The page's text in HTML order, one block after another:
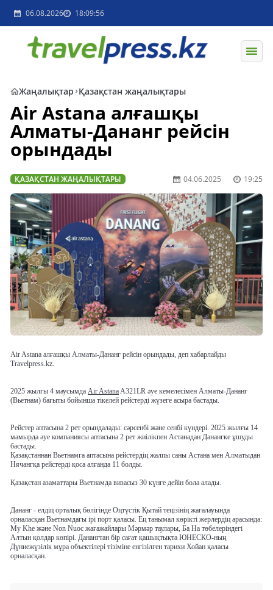
06.08.2026 18:09:56
Жаңалықтар Қазақстан жаңалықтары
Air Astana алғашқы
Алматы-Дананг рейсін
орындады
ҚАЗАҚСТАН ЖАҢАЛЫҚТАРЫ 04.06.2025 19:25
Air Astana алғашқы Алматы-Дананг рейсін орындады, деп хабарлайды
Travelpress.kz.
2025 жылғы 4 маусымда Air AstanaA321LR әуе кемелесімен Алматы-Дананг
(Вьетнам) бағыты бойынша тікелей рейстерді жүзеге асыра бастады.
Рейстер аптасына 2 рет орындалады: сәрсенбі және сенбі күндері. 2025 жылғы 14
мамырда әуе компаниясы аптасына 2 рет жиілікпен Астанадан Данангке ұшуды
бастады.
Қазақстаннан Вьетнамға аптасына рейстердің жалпы саны Астана мен Алматыдан
Нячангқа рейстерді қоса алғанда 11 болды.
Қазақстан азаматтары Вьетнамда визасыз 30 күнге дейін бола алады.
Дананг - елдің орталық бөлігінде Оңтүстік Қытай теңізінің жағалауында
орналасқан Вьетнамдағы ірі порт қаласы. Ең танымал көрікті жерлердің арасында:
My Khe және Non Nuoc жағажайлары Мәрмәр таулары, Ба На төбелеріндегі
Алтын қолдар көпірі. Данангтан бір сағат қашықтықта ЮНЕСКО-ның
Дүниежүзілік мұра объектілері тізіміне енгізілген тарихи Хойан қаласы
орналасқан.